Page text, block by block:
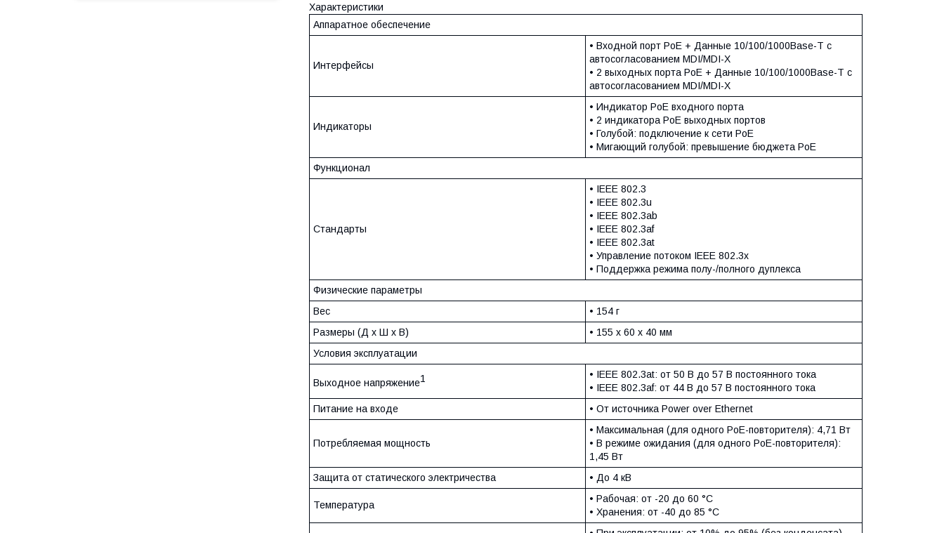
Характеристики
Аппаратное обеспечение
Интерфейсы
• Входной порт PoE + Данные 10/100/1000Base-T с
автосогласованием MDI/MDI-X
• 2 выходных порта PoE + Данные 10/100/1000Base-T с
автосогласованием MDI/MDI-X
Индикаторы
• Индикатор PoE входного порта
• 2 индикатора PoE выходных портов
• Голубой: подключение к сети PoE
• Мигающий голубой: превышение бюджета PoE
Функционал
Стандарты
• IEEE 802.3
• IEEE 802.3u
• IEEE 802.3ab
• IEEE 802.3af
• IEEE 802.3at
• Управление потоком IEEE 802.3x
• Поддержка режима полу-/полного дуплекса
Физические параметры
Вес
• 154 г
Размеры (Д х Ш х В)
• 155 х 60 х 40 мм
Условия эксплуатации
Выходное напряжение1
• IEEE 802.3at: от 50 В до 57 В постоянного тока
• IEEE 802.3af: от 44 В до 57 В постоянного тока
Питание на входе
• От источника Power over Ethernet
Потребляемая мощность
• Максимальная (для одного PoE-повторителя): 4,71 Вт
• В режиме ожидания (для одного PoE-повторителя):
1,45 Вт
Защита от статического электричества
• До 4 кВ
Температура
• Рабочая: от -20 до 60 °С
• Хранения: от -40 до 85 °С